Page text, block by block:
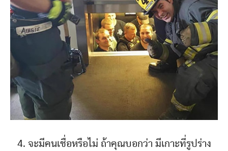
4. จะมีคนเชื่อหรือไม่ ถ้าคุณบอกว่า มีเกาะที่รูปร่าง